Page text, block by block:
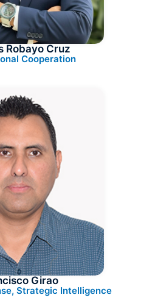
Robayo Cruz
Cooperation
Girao
Strategic Intelligence